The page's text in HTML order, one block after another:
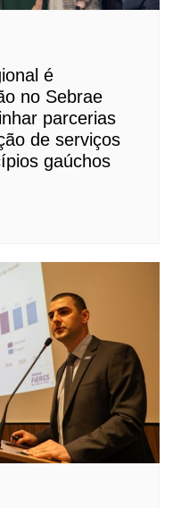
é
no Sebrae
parcerias
de serviços
gaúchos